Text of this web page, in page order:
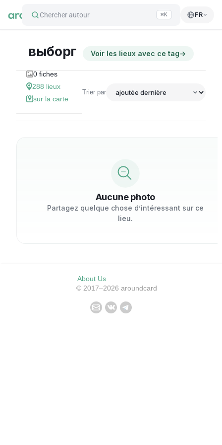
Chercher autour ⌘K FR
выборг Voir les lieux avec ce tag→
0 fiches
288 lieux
sur la carte
Trier par
Aucune photo
Partagez quelque chose d’intéressant sur ce
lieu.
About Us
© 2017–2026 aroundcard